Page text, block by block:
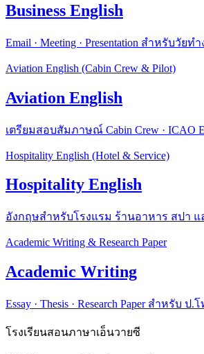
Business English
Email · Meeting · Presentation สำหรับวัย
Aviation English (Cabin Crew & Pilot)
Aviation English
เตรียมสอบสัมภาษณ์ Cabin Crew · ICAO
Hospitality English (Hotel & Service)
Hospitality English
อังกฤษสำหรับโรงแรม ร้านอาหาร สปา แ
Academic Writing & Research Paper
Academic Writing
Essay · Thesis · Research Paper สำหรับ ป.
โรงเรียนสอนภาษาเอ็นวายซี